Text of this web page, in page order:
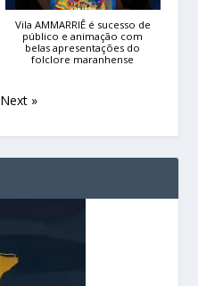
Vila AMMARRIÊ é sucesso de
público e animação com
belas apresentações do
folclore maranhense
Next »